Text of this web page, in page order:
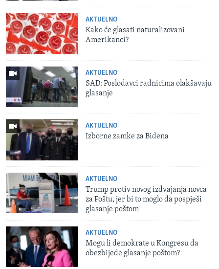
AKTUELNO
Kako će glasati naturalizovani
Amerikanci?
AKTUELNO
SAD: Poslodavci radnicima olakšavaju
glasanje
AKTUELNO
Izborne zamke za Bidena
AKTUELNO
Trump protiv novog izdvajanja novca
za Poštu, jer bi to moglo da pospješi
glasanje poštom
AKTUELNO
Mogu li demokrate u Kongresu da
obezbijede glasanje poštom?